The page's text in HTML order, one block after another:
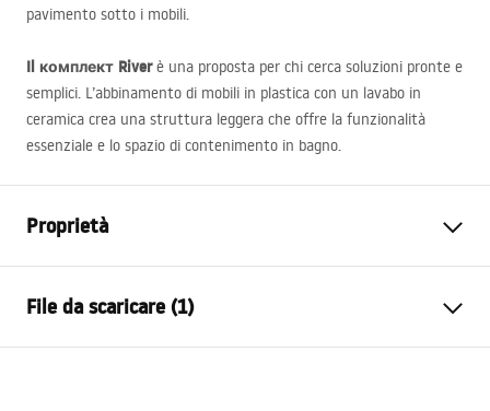
pavimento sotto i mobili.
Il комплект Riverè una proposta per chi cerca soluzioni pronte e
semplici. L’abbinamento di mobili in plastica con un lavabo in
ceramica crea una struttura leggera che offre la funzionalità
essenziale e lo spazio di contenimento in bagno.
Proprietà
Metodo di installazione
Materiale
Ceramica sanitaria, Plastica
File da scaricare (1)